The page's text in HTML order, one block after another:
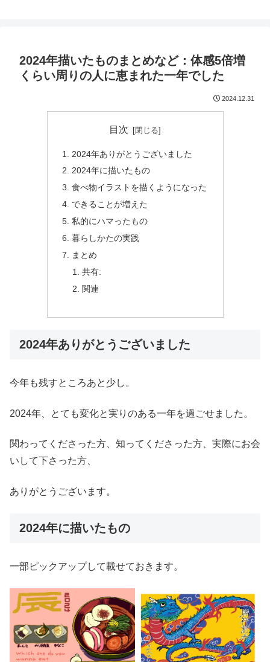
2024年描いたものまとめなど：体感5倍増
くらい周りの人に恵まれた一年でした
2024.12.31
目次
2024年ありがとうございました
2024年に描いたもの
食べ物イラストを描くようになった
できることが増えた
私的にハマったもの
暮らしかたの実践
まとめ
共有:
関連
2024年ありがとうございました
今年も残すところあと少し。
2024年、とても変化と実りのある一年を過ごせました。
関わってくださった方、知ってくださった方、実際にお会
いして下さった方、
ありがとうございます。
2024年に描いたもの
一部ピックアップして載せておきます。